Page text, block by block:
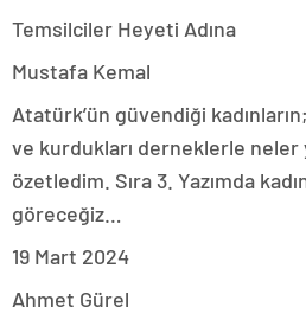
Temsilciler Heyeti Adına
Mustafa Kemal
Atatürk’ün güvendiği
ve kurdukları derneklerle neler
özetledim. Sıra 3. Yazımda
göreceğiz…
19 Mart 2024
Ahmet Gürel